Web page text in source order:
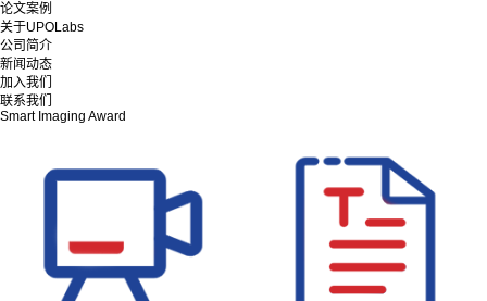
论文案例
关于UPOLabs
公司简介
新闻动态
加入我们
联系我们
Smart Imaging Award